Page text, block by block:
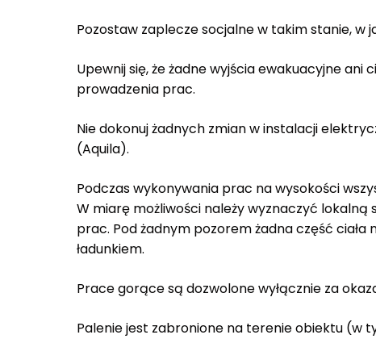
Pozostaw zaplecze socjalne w takim stanie, w
Upewnij się, że żadne wyjścia ewakuacyjne
prowadzenia prac.
Nie dokonuj żadnych zmian w instalacji
(Aquila).
Podczas wykonywania prac na wysokości
W miarę możliwości należy wyznaczyć lokalną
prac. Pod żadnym pozorem żadna część
ładunkiem.
Prace gorące są dozwolone wyłącznie za
Palenie jest zabronione na terenie obiektu (w